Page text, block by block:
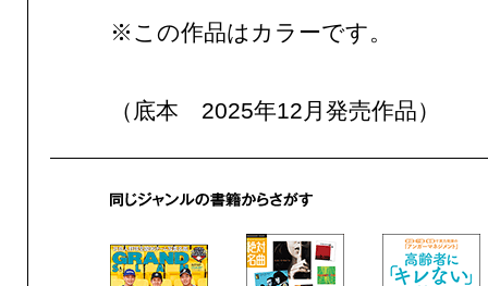
※この作品はカラーです。
（底本 2025年12月発売作品）